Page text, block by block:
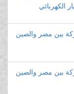
الكهربائي
بين مصر والصين
بين مصر والصين